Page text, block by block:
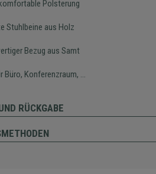
Polsterung
Stuhlbeine aus Holz
Bezug aus Samt
Büro, Konferenzraum, ...
RÜCKGABE